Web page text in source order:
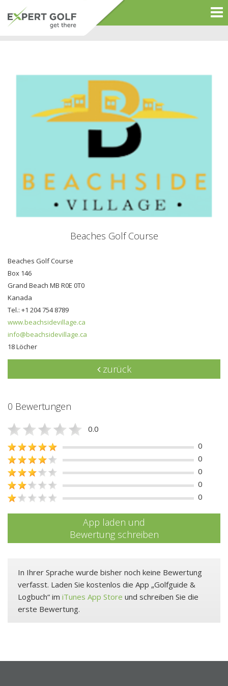
Beaches Golf Course
Beaches Golf Course
Box 146
Grand Beach MB R0E 0T0
Kanada
Tel.: +1 204 754 8789
www.beachsidevillage.ca
info@beachsidevillage.ca
18 Löcher
zurück
0 Bewertungen
0.0
0
0
0
0
0
App laden und
Bewertung schreiben
In Ihrer Sprache wurde bisher noch keine Bewertung
verfasst. Laden Sie kostenlos die App „Golfguide &
Logbuch“ im iTunes App Store und schreiben Sie die
erste Bewertung.